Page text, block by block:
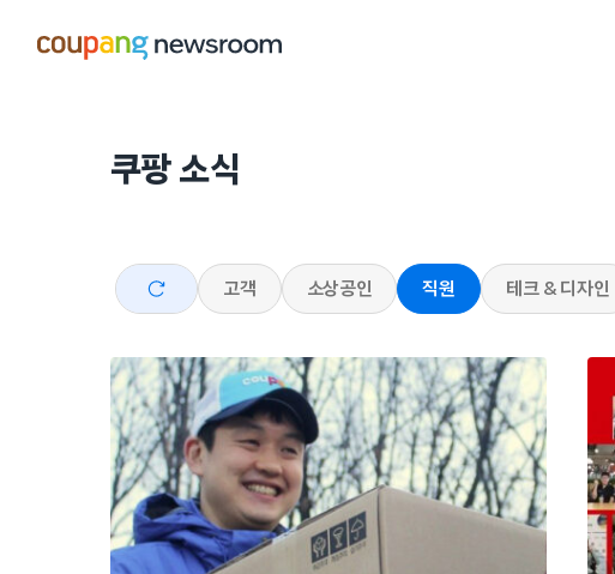
쿠팡 소식
전체 고객 소상공인 직원 테크 & 디자인